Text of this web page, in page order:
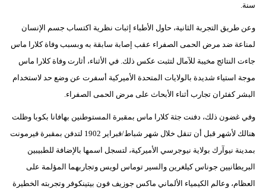
سنة.
وعن طريق التجربة الثانية، حاول الأطباء إثبات نظرية اكتساب جسم الإنسان
لمناعة ضد مرض الحمى الصفراء عقب إصابة سابقة به وبسبب وفاة كلارا ماس
جاءت النتائج مخيبة للآمال لتثبت عكس ذلك. في الأثناء، أثارت وفاة كلارا ماس
موجة استياء شديدة بالولايات المتحدة الأميركية أسفرت عن وضع حد لاستخدام
البشر كفئران تجارب أثناء الأبحاث على مرض الحمى الصفراء.
وفي غضون ذلك، دفنت جثة كلارا ماس بمقبرة المستوطنين بهافانا بكوبا وظلت
هنالك لأشهر قبل أن تنقل خلال شهر شباط/فبراير 1902 لتدفن بمقبرة فيرمونت
بمدينة نيوآرك بولاية نيوجرسي الأميركية، لتسجل اسمها بالإضافة للطبيبين
البريطانيين جوناس كيلغرين والسير توماس لويس وتجاربهما المؤلمة على
العظام، وعالم الكيمياء الألماني ماكس جوزيف فون بيتينكوفر وتجربته الخطيرة